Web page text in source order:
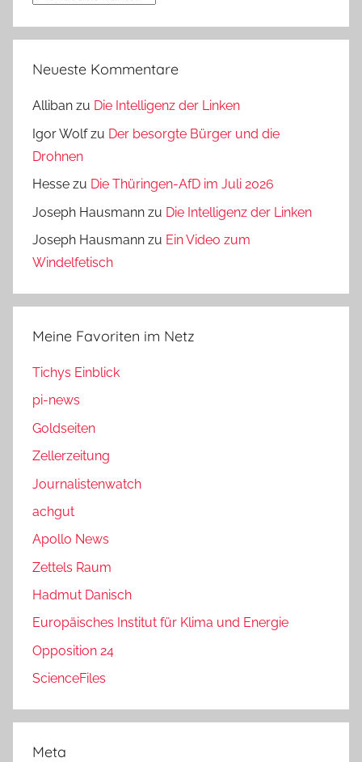
Neueste Kommentare
Alliban zu Die Intelligenz der Linken
Igor Wolfzu Der besorgte Bürger und die
Drohnen
Hesse zu Die Thüringen-AfD im Juli 2026
Joseph Hausmann zu Die Intelligenz der Linken
Joseph Hausmann zu Ein Video zum
Windelfetisch
Meine Favoriten im Netz
Tichys Einblick
pi-news
Goldseiten
Zellerzeitung
Journalistenwatch
achgut
Apollo News
Zettels Raum
Hadmut Danisch
Europäisches Institut für Klima und Energie
Opposition 24
ScienceFiles
Meta